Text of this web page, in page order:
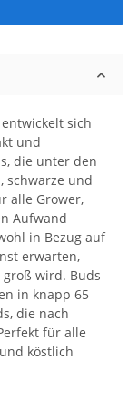
sich
und
die unter den
schwarze und
alle Grower,
Aufwand
in Bezug auf
erwarten,
groß wird. Buds
in knapp 65
die nach
für alle
köstlich